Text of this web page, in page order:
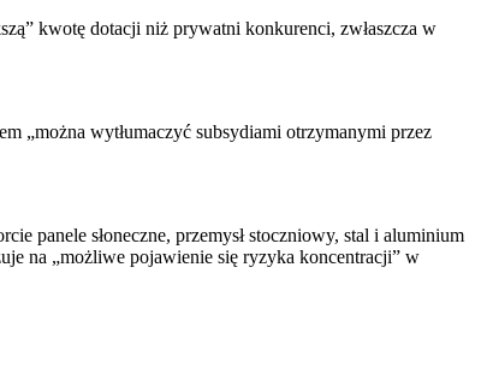
kwotę dotacji niż prywatni konkurenci, zwłaszcza w
„można wytłumaczyć subsydiami otrzymanymi przez
panele słoneczne, przemysł stoczniowy, stal i aluminium
na „możliwe pojawienie się ryzyka koncentracji” w